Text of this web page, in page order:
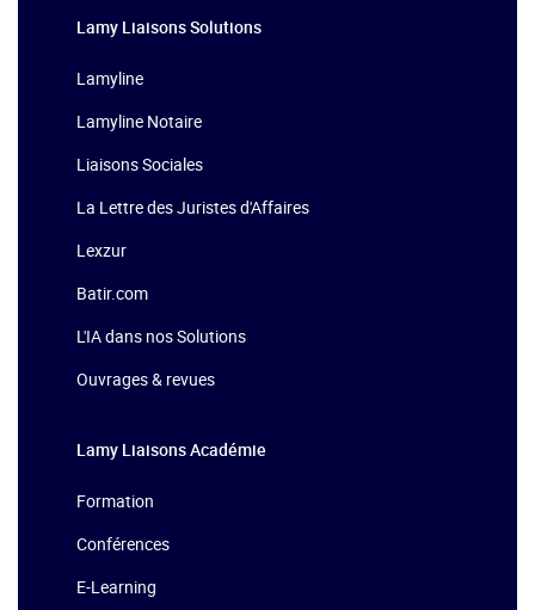
Lamy LiaisonsSolutions
Lamyline
Lamyline Notaire
Liaisons Sociales
La Lettre des Juristes d'Affaires
Lexzur
Batir.com
L'IA dans nos Solutions
Ouvrages & revues
Lamy LiaisonsAcadémie
Formation
Conférences
E-Learning